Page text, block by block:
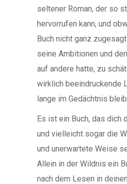
seltener Roman, der so
hervorrufen kann, und
Buch nicht ganz
seine Ambitionen und
auf andere hatte, zu
wirklich beeindruckende
lange im Gedächtnis
Es ist ein Buch, das dich
und vielleicht sogar die
und unerwartete Weise
Allein in der Wildnis ein
nach dem Lesen in